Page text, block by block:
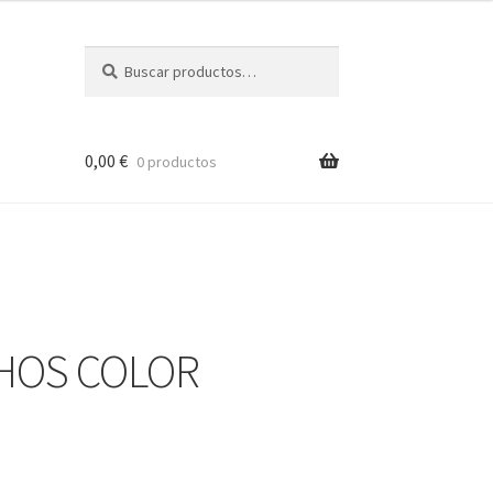
por:
0,00 € 0 productos
COLOR